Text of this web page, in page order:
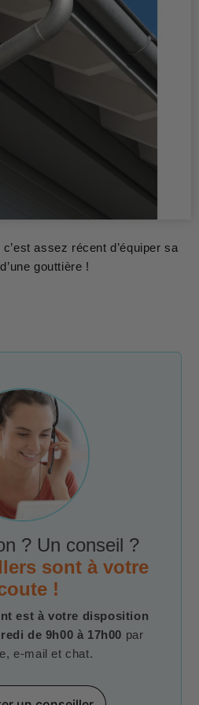
assez récent d’équiper sa
gouttière !
? Un conseil ?
sont à votre
!
est à votre disposition
de 9h00 à 17h00 par
e-mail et chat.